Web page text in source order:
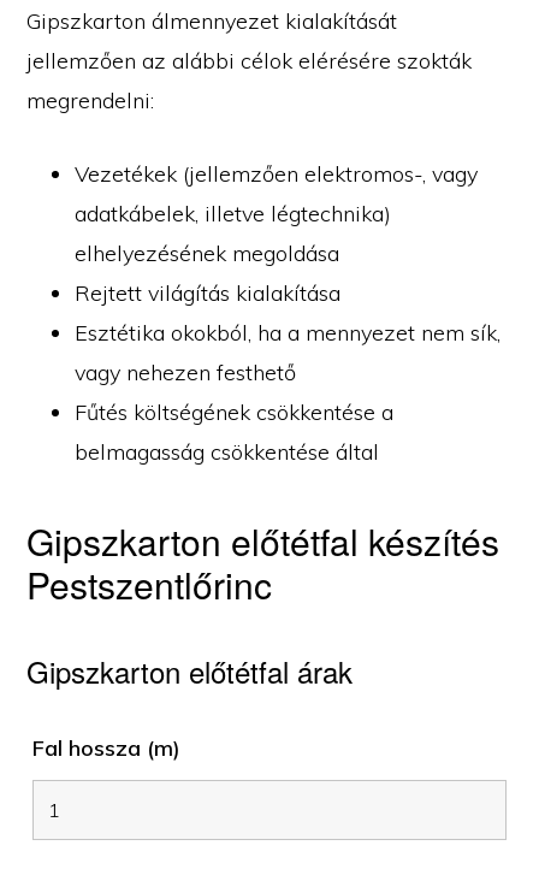
Gipszkarton álmennyezet kialakítását
jellemzően az alábbi célok elérésére szokták
megrendelni:
Vezetékek (jellemzően elektromos-, vagy
adatkábelek, illetve légtechnika)
elhelyezésének megoldása
Rejtett világítás kialakítása
Esztétika okokból, ha a mennyezet nem sík,
vagy nehezen festhető
Fűtés költségének csökkentése a
belmagasság csökkentése által
Gipszkarton előtétfal készítés
Pestszentlőrinc
Gipszkarton előtétfal árak
Fal hossza (m)